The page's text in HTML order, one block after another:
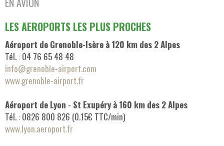
LES AEROPORTS LES PLUS PROCHES
Aéroport de Grenoble-Isère à 120 km des 2 Alpes
Tél. : 04 76 65 48 48
info@grenoble-airport.com
www.grenoble-airport.fr
Aéroport de Lyon - St Exupéry à 160 km des 2 Alpes
Tél. : 0826 800 826 (0.15€ TTC/min)
www.lyon.aeroport.fr